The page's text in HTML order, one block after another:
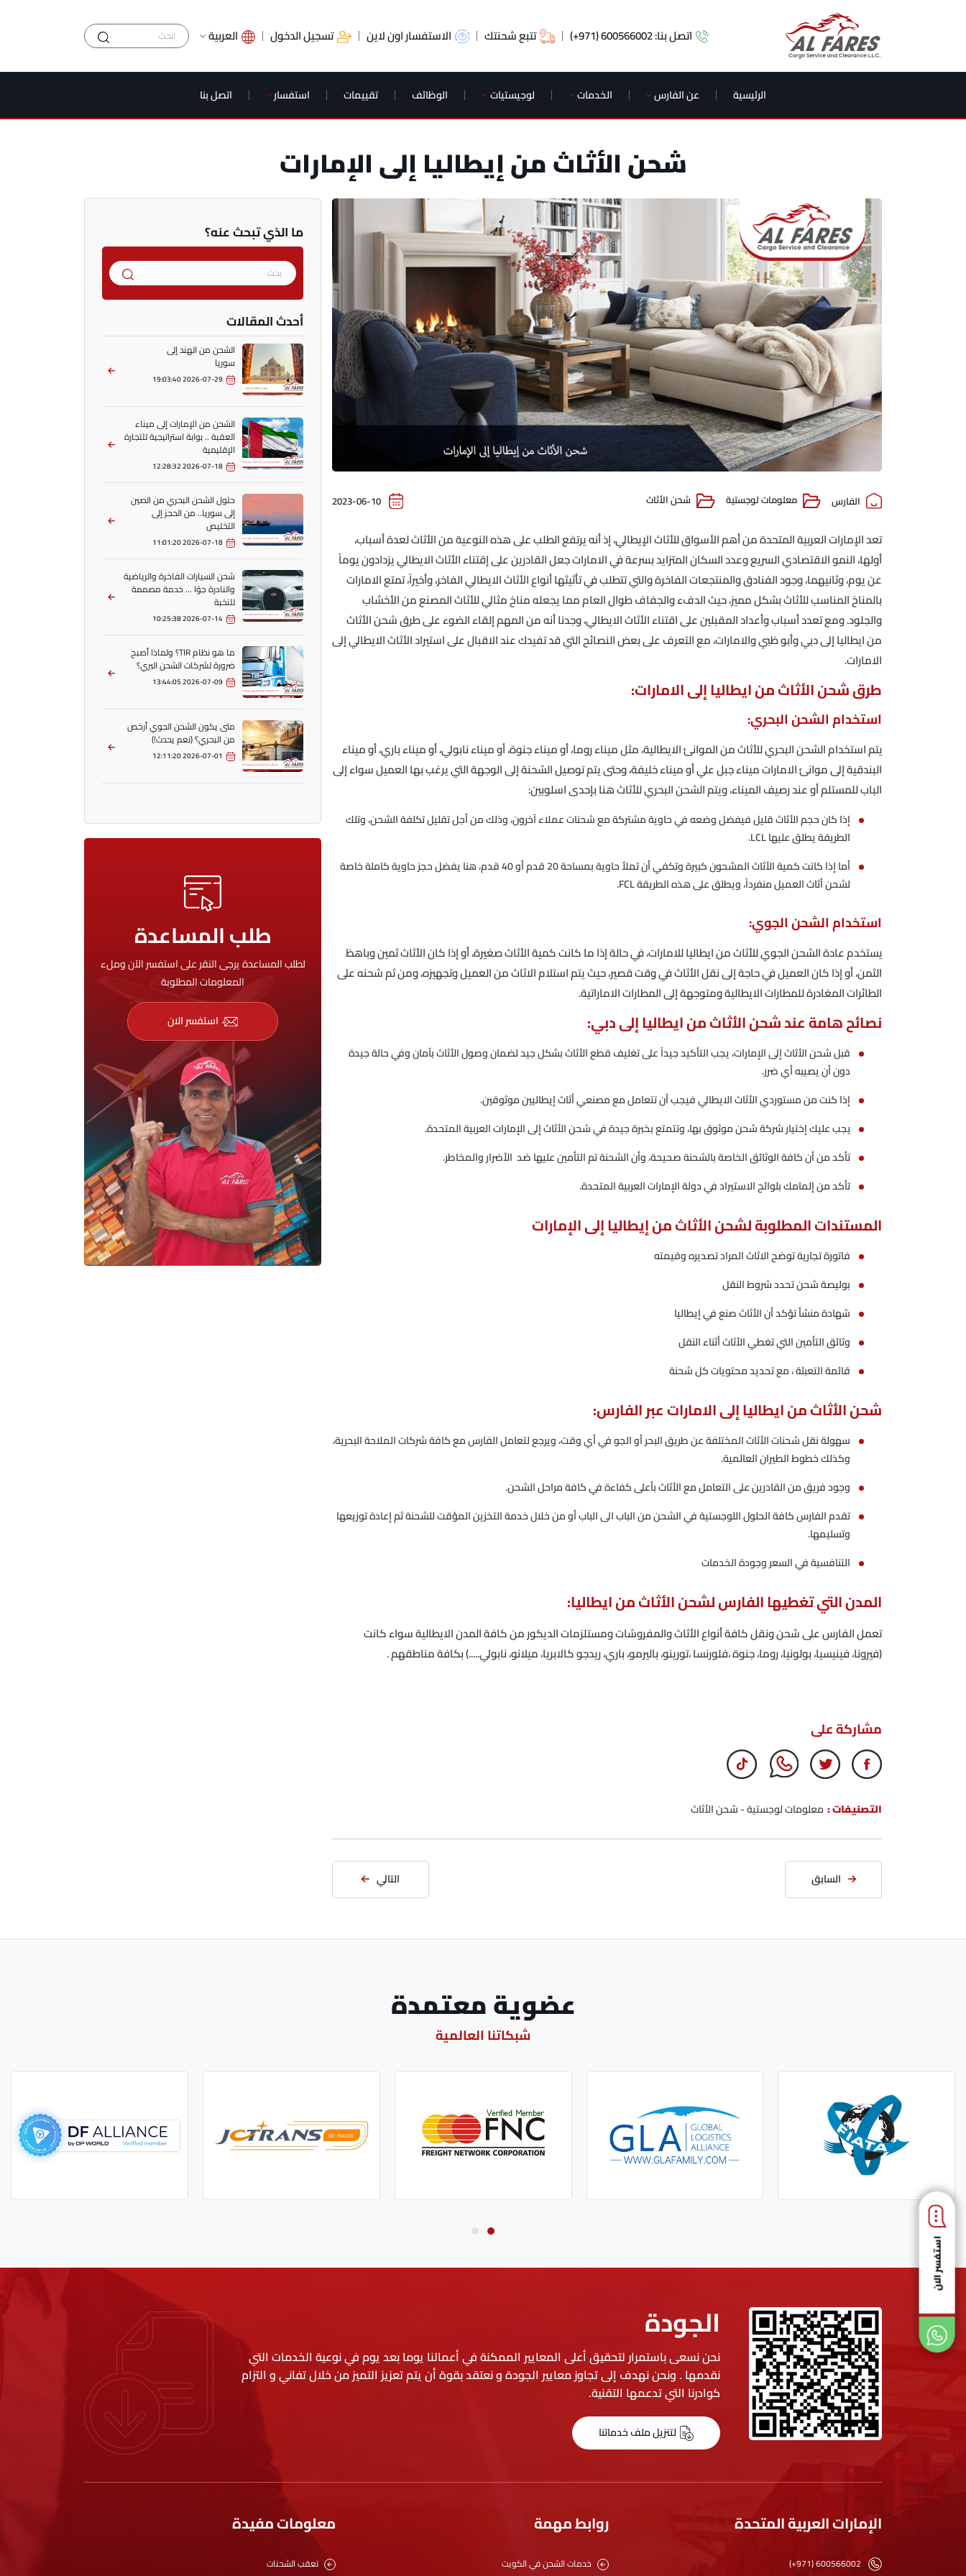
اتصل بنا:(+971) 600566002 تتبع شحنتك الاستفسار اون لاين تسجيل الدخول العربية
الرئيسية عن الفارس الخدمات لوجيستيات الوظائف تقييمات استفسار اتصل بنا
شحن الأثاث من إيطاليا إلى الإمارات
الفارس معلومات لوجستية شحن الأثاث
تعد الإمارات العربية المتحدة من أهم الأسواق للأثاث الإيطالي، إذ أنه يرتفع الطلب على هذه النوعية من الأثاث لعدة أسباب،
أولها، النمو الاقتصادي السريع وعدد السكان المتزايد بسرعة في الامارات جعل القادرين على إقتناء الأثاث الايطالي يزدادون يوماً
عن يوم، وثانيهما، وجود الفنادق والمنتجعات الفاخرة والتي تتطلب في تأثيثها أنواع الأثاث الايطالي الفاخر، وأخيراً، تمتع الامارات
بالمناخ المناسب للأثاث بشكل مميز، حيث الدفء والجفاف طوال العام مما يجعله مناخ مثالي للأثاث المصنع من الأخشاب
والجلود. ومع تعدد أسباب وأعداد المقبلين على اقتناء الأثاث الايطالي، وجدنا أنه من المهم إلقاء الضوء على طرق شحن الأثاث
من ايطاليا إلى دبي وأبو ظبي والامارات، مع التعرف على بعض النصائح التي قد تفيدك عند الاقبال على استيراد الأثاث الايطالي إلى
الامارات.
طرق شحن الأثاث من ايطاليا إلى الامارات:
استخدام الشحن البحري:
يتم استخدام الشحن البحري للأثاث من الموانئ الايطالية، مثل ميناء روما، أو ميناء جنوة، أو ميناء نابولي، أو ميناء باري، أو ميناء
البندقية إلى موانئ الامارات ميناء جبل علي أو ميناء خليفة، وحتى يتم توصيل الشحنة إلى الوجهة التي يرغب بها العميل سواء إلى
الباب للمستلم أو عند رصيف الميناء، ويتم الشحن البحري للأثاث هنا بإحدى اسلوبين:
إذا كان حجم الأثاث قليل فيفضل وضعه في حاوية مشتركة مع شحنات عملاء آخرون، وذلك من أجل تقليل تكلفة الشحن، وتلك
الطريقة يطلق عليها LCL.
أما إذا كانت كمية الأثاث المشحون كبيرة وتكفي أن تملأ حاوية بمساحة 20 قدم أو 40 قدم، هنا يفضل حجز حاوية كاملة خاصة
لشحن أثاث العميل منفرداً، ويطلق على هذه الطريقة FCL.
استخدام الشحن الجوي:
يستخدم عادة الشحن الجوي للأثاث من ايطاليا للامارات، في حالة إذا ما كانت كمية الأثاث صغيرة، أو إذا كان الأثاث ثمين وباهظ
الثمن، أو إذا كان العميل في حاجة إلى نقل الأثاث في وقت قصير، حيث يتم استلام الاثاث من العميل وتجهيزه، ومن ثم شحنه على
الطائرات المغادرة للمطارات الايطالية ومتوجهة إلى المطارات الاماراتية.
نصائح هامة عند شحن الأثاث من ايطاليا إلى دبي:
قبل شحن الأثاث إلى الإمارات، يجب التأكيد جيداً على تغليف قطع الأثاث بشكل جيد لضمان وصول الأثاث بآمان وفي حالة جيدة
دون أن يصيبه أي ضرر.
إذا كنت من مستوردي الأثاث الايطالي فيجب أن تتعامل مع مصنعي أثاث إيطاليين موثوقين.
يجب عليك إختيار شركة شحن موثوق بها، وتتمتع بخبرة جيدة في شحن الأثاث إلى الإمارات العربية المتحدة.
تأكد من أن كافة الوثائق الخاصة بالشحنة صحيحة، وأن الشحنة تم التأمين عليها ضد الأضرار والمخاطر.
تأكد من إلمامك بلوائح الاستيراد في دولة الإمارات العربية المتحدة.
المستندات المطلوبة لشحن الأثاث من إيطاليا إلى الإمارات
فاتورة تجارية توضح الاثاث المراد تصديره وقيمته
بوليصة شحن تحدد شروط النقل
شهادة منشأ تؤكد أن الأثاث صنع في إيطاليا
وثائق التأمين التي تغطي الأثاث أثناء النقل
قائمة التعبئة ، مع تحديد محتويات كل شحنة
شحن الأثاث من ايطاليا إلى الامارات عبر الفارس:
سهولة نقل شحنات الأثاث المختلفة عن طريق البحر أو الجو في أي وقت، ويرجع لتعامل الفارس مع كافة شركات الملاحة البحرية،
وكذلك خطوط الطيران العالمية.
وجود فريق من القادرين على التعامل مع الأثاث بأعلى كفاءة في كافة مراحل الشحن.
تقدم الفارس كافة الحلول اللوجستية في الشحن من الباب الى الباب أو من خلال خدمة التخزين المؤقت للشحنة ثم إعادة توزيعها
وتسليمها.
التنافسية في السعر وجودة الخدمات
المدن التي تغطيها الفارس لشحن الأثاث من ايطاليا:
تعمل الفارس على شحن ونقل كافة أنواع الأثاث والمفروشات ومستلزمات الديكور من كافة المدن الايطالية سواء كانت
(فيرونا، فينيسيا، بولونيا، روما، جنوة ،فلورنسا ،تورينو، باليرمو، باري، ريدجو كالابريا، ميلانو، نابولي.....) بكافة مناطقهم .
مشاركة على
التصنيفات : معلومات لوجستية-شحن الأثاث
السابق التالي
ما الذي تبحث عنه؟
أحدث المقالات
الشحن من الهند إلى
سوريا
2026-07-29 19:03:40
الشحن من الإمارات إلى ميناء
العقبة .. بوابة استراتيجية للتجارة
الإقليمية
2026-07-18 12:28:32
حلول الشحن البحري من الصين
إلى سوريا.. من الحجز إلى
التخليص
2026-07-18 11:01:20
شحن السيارات الفاخرة والرياضية
والنادرة جوًا ... خدمة مصممة
للنخبة
2026-07-14 10:25:38
ما هو نظام TIR؟ ولماذا أصبح
ضرورة لشركات الشحن البري؟
2026-07-09 13:44:05
متى يكون الشحن الجوي أرخص
من البحري؟ (نعم يحدث!)
2026-07-01 12:11:20
طلب المساعدة
لطلب المساعدة يرجى النقر على استفسر الآن وملء
المعلومات المطلوبة
استفسر الان
عضوية معتمدة
شبكاتنا العالمية
الجودة
نحن نسعى باستمرار لتحقيق أعلى المعايير الممكنة في أعمالنا يوما بعد يوم في نوعية الخدمات التي
نقدمها . ونحن نهدف إلى تجاوز معايير الجودة و نعتقد بقوة أن يتم تعزيز التميز من خلال تفاني و التزام
كوادرنا التي تدعمها التقنية.
لتنزيل ملف خدماتنا
الإمارات العربية المتحدة
(+971) 600566002
روابط مهمة
خدمات الشحن في الكويت
معلومات مفيدة
تعقب الشحنات
استفسر الان